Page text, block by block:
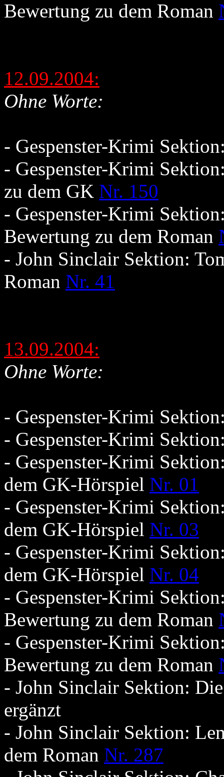
Bewertung zu dem Roman
12.09.2004:
Ohne Worte:
- Gespenster-Krimi
- Gespenster-Krimi
zu dem GK Nr. 150
- Gespenster-Krimi
Bewertung zu dem Roman
- John Sinclair Sektion:
Roman Nr. 41
13.09.2004:
Ohne Worte:
- Gespenster-Krimi
- Gespenster-Krimi
- Gespenster-Krimi
dem GK-Hörspiel Nr. 01
- Gespenster-Krimi
dem GK-Hörspiel Nr. 03
- Gespenster-Krimi
dem GK-Hörspiel Nr. 04
- Gespenster-Krimi
Bewertung zu dem Roman
- Gespenster-Krimi
Bewertung zu dem Roman
- John Sinclair Sektion:
ergänzt
- John Sinclair Sektion:
dem Roman Nr. 287